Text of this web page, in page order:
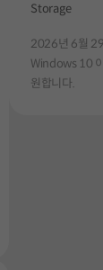
Storage
2026년 6월
Windows 10
원합니다.